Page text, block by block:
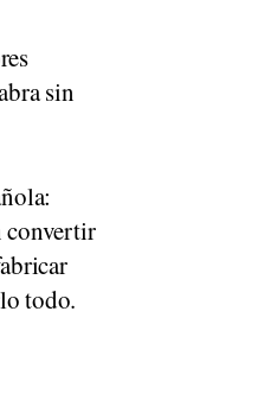
sin
convertir
todo.